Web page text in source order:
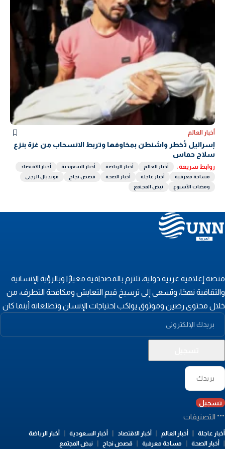
أخبار العالم
إسرائيل تُخطر واشنطن بمخاوفها وتربط الانسحاب من غزة بنزع
سلاح حماس
روابط سريعة : أخبار العالم أخبار الرياضة أخبار السعودية
أخبار الاقتصاد
مساحة معرفية
أخبار عاجلة أخبار الصحة قصص نجاح
مونديال الرجبى
ومضات الأسبوع
نبض المجتمع
إعلامية عربية دولية، تلتزم بالمصداقية معيارًا وبالرؤية الإنسانية
نهجًا، وتسعى إلى ترسيخ قيم التعايش ومكافحة التطرف، من
محتوى رصين وموثوق يواكب احتياجات الإنسان وتطلعاته أينما كان
تسجيل
التصنيفات
عاجلة أخبار العالم أخبار الاقتصاد أخبار السعودية
أخبار الرياضة
أخبار الصحة
مساحة معرفية قصص نجاح نبض المجتمع